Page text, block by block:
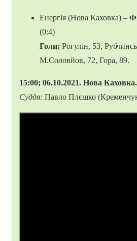
Енергія (Нова Каховка) –
(0:4)
Голи: Рогулін, 53,
М.Соловйов, 72, Гора, 89.
15:00; 06.10.2021. Нова
Суддя: Павло Плєшко